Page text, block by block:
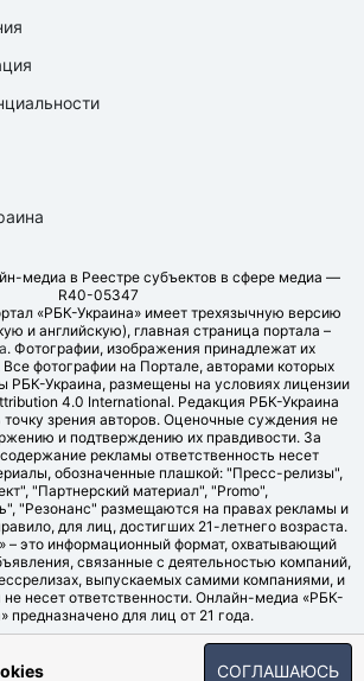
медиа в Реестре субъектов в сфере медиа —
R40-05347
«РБК-Украина» имеет трехязычную версию
и английскую), главная страница портала –
. Фотографии, изображения принадлежат их
фотографии на Портале, авторами которых
РБК-Украина, размещены на условиях лицензии
4.0 International. Редакция РБК-Украина
точку зрения авторов. Оценочные суждения не
и подтверждению их правдивости. За
рекламы ответственность несет
обозначенные плашкой: "Пресс-релизы",
"Партнерский материал", "Promo",
"Резонанс" размещаются на правах рекламы и
для лиц, достигших 21-летнего возраста.
– это информационный формат, охватывающий
связанные с деятельностью компаний,
выпускаемых самими компаниями, и
не несет ответственности. Онлайн-медиа «РБК-
предназначено для лиц от 21 года.
LLC "UBT MEDIA", 2006-2026.
СОГЛАШАЮСЬ